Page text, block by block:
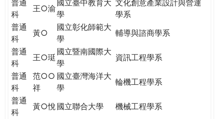
THE
PATH
GLOBAL
CITIZENSHIP
普通
科
王○渝
國立臺中教育大
學
文化創意產業設計與營運
學系
普通
科
黃○
國立彰化師範大
學
輔導與諮商學系
普通
科
王○珽
國立暨南國際大
學
資訊工程學系
普通
科
范○○
祥
國立臺灣海洋大
學
輪機工程學系
普通
科
黃○悅 國立聯合大學
機械工程學系